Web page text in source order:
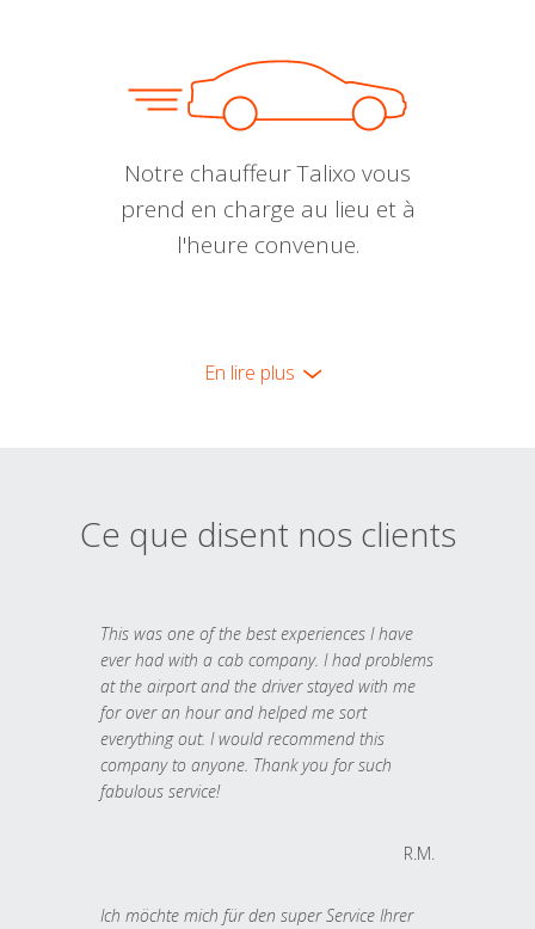
Notre chauffeur Talixo vous
prend en charge au lieu et à
l'heure convenue.
En lire plus
Ce que disent nos clients
This was one of the best experiences I have
ever had with a cab company. I had problems
at the airport and the driver stayed with me
for over an hour and helped me sort
everything out. I would recommend this
company to anyone. Thank you for such
fabulous service!
R.M.
Ich möchte mich für den super Service Ihrer